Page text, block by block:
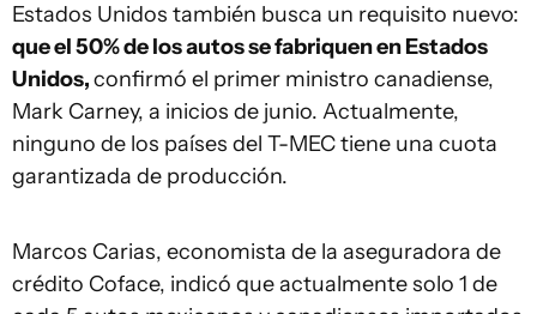
Estados Unidos también busca un requisito nuevo:
que el 50% de los autos se fabriquen en Estados
Unidos,confirmó el primer ministro canadiense,
Mark Carney, a inicios de junio. Actualmente,
ninguno de los países del T-MEC tiene una cuota
garantizada de producción.
Marcos Carias, economista de la aseguradora de
crédito Coface, indicó que actualmente solo 1 de